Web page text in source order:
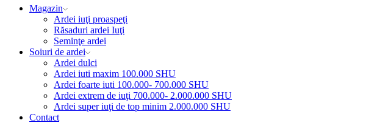
Magazin
Ardei iuţi proaspeţi
Răsaduri ardei Iuţi
Seminţe ardei
Soiuri de ardei
Ardei dulci
Ardei iuti maxim 100.000 SHU
Ardei foarte iuti 100.000- 700.000 SHU
Ardei extrem de iuţi 700.000- 2.000.000 SHU
Ardei super iuţi de top minim 2.000.000 SHU
Contact